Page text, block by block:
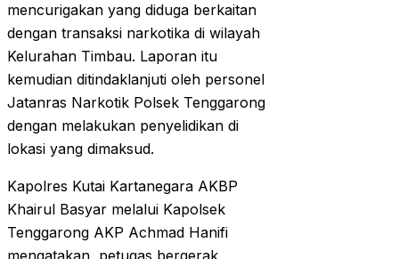
mencurigakan yang diduga berkaitan
dengan transaksi narkotika di wilayah
Kelurahan Timbau. Laporan itu
kemudian ditindaklanjuti oleh personel
Jatanras Narkotik Polsek Tenggarong
dengan melakukan penyelidikan di
lokasi yang dimaksud.
Kapolres Kutai Kartanegara AKBP
Khairul Basyar melalui Kapolsek
Tenggarong AKP Achmad Hanifi